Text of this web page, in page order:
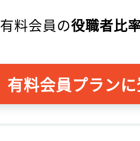
有料会員の役職者比
有料会員プラン